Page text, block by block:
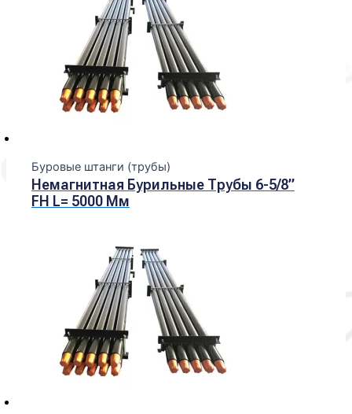
Буровые штанги (трубы)
Немагнитная Бурильные Трубы 6-5/8”
FH L= 5000 Мм